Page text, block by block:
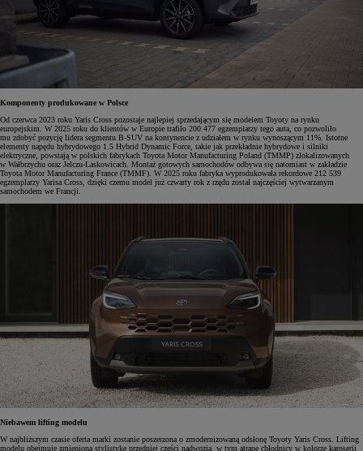
Komponenty produkowane w Polsce
Od czerwca 2023 roku Yaris Cross pozostaje najlepiej sprzedającym się modelem Toyoty na rynku
europejskim. W 2025 roku do klientów w Europie trafiło 200 477 egzemplarzy tego auta, co pozwoliło
mu zdobyć pozycję lidera segmentu B-SUV na kontynencie z udziałem w rynku wynoszącym 11%. Istotne
elementy napędu hybrydowego 1.5 Hybrid Dynamic Force, takie jak przekładnie hybrydowe i silniki
elektryczne, powstają w polskich fabrykach Toyota Motor Manufacturing Poland (TMMP) zlokalizowanych
w Wałbrzychu oraz Jelczu-Laskowicach. Montaż gotowych samochodów odbywa się natomiast w zakładzie
Toyota Motor Manufacturing France (TMMF). W 2025 roku fabryka wyprodukowała rekordowe 212 539
egzemplarzy Yarisa Cross, dzięki czemu model już czwarty rok z rzędu został najczęściej wytwarzanym
samochodem we Francji.
Niebawem lifting modelu
W najbliższym czasie oferta marki zostanie poszerzona o zmodernizowaną odsłonę Toyoty Yaris Cross. Lifting
modelu obejmuje zmienioną stylistykę przedniej części nadwozia, w tym atrapę chłodnicy w kolorze karoserii